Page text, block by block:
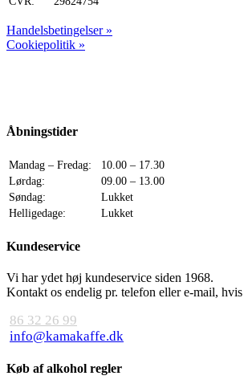
Handelsbetingelser »
Cookiepolitik »
Åbningstider
Mandag – Fredag:
10.00 – 17.30
Lørdag:
09.00 – 13.00
Søndag:
Lukket
Helligedage:
Lukket
Kundeservice
Vi har ydet høj kundeservice siden 1968.
Kontakt os endelig pr. telefon eller e-mail,
86 32 26 99
info@kamakaffe.dk
Køb af alkohol regler